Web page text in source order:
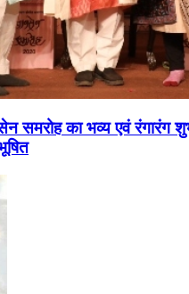
समरोह का भव्य एवं